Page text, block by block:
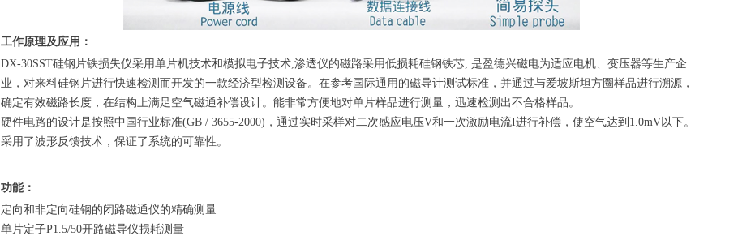
工作原理及应用：
DX-30SST硅钢片铁损失仪采用单片机技术和模拟电子技术,渗透仪的磁路采用低损耗硅钢铁芯, 是盈德兴磁电为适应电机、变压器等生产企
业，对来料硅钢片进行快速检测而开发的一款经济型检测设备。在参考国际通用的磁导计测试标准，并通过与爱坡斯坦方圈样品进行溯源，
确定有效磁路长度，在结构上满足空气磁通补偿设计。能非常方便地对单片样品进行测量，迅速检测出不合格样品。
硬件电路的设计是按照中国行业标准(GB / 3655-2000)，通过实时采样对二次感应电压V和一次激励电流I进行补偿，使空气达到1.0mV以下。
采用了波形反馈技术，保证了系统的可靠性。
功能：
定向和非定向硅钢的闭路磁通仪的精确测量
单片定子P1.5/50开路磁导仪损耗测量